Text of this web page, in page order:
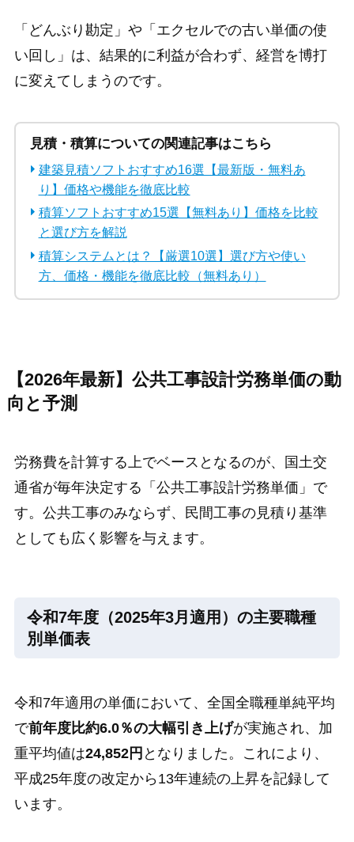
「どんぶり勘定」や「エクセルでの古い単価の使
い回し」は、結果的に利益が合わず、経営を博打
に変えてしまうのです。
見積・積算についての関連記事はこちら
建築見積ソフトおすすめ16選【最新版・無料あ
り】価格や機能を徹底比較
積算ソフトおすすめ15選【無料あり】価格を比較
と選び方を解説
積算システムとは？【厳選10選】選び方や使い
方、価格・機能を徹底比較（無料あり）
【2026年最新】公共工事設計労務単価の動
向と予測
労務費を計算する上でベースとなるのが、国土交
通省が毎年決定する「公共工事設計労務単価」で
す。公共工事のみならず、民間工事の見積り基準
としても広く影響を与えます。
令和7年度（2025年3月適用）の主要職種
別単価表
令和7年適用の単価において、全国全職種単純平均
で前年度比約6.0％の大幅引き上げが実施され、加
重平均値は24,852円 となりました。これにより、
平成25年度の改定から13年連続の上昇を記録して
います。